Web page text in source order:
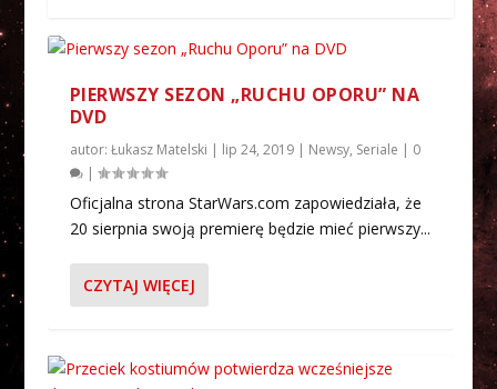
PIERWSZY SEZON „RUCHU OPORU” NA
DVD
autor: Łukasz Matelski | lip 24, 2019| Newsy, Seriale | 0
|
Oficjalna strona StarWars.com zapowiedziała, że
20 sierpnia swoją premierę będzie mieć pierwszy...
CZYTAJ WIĘCEJ